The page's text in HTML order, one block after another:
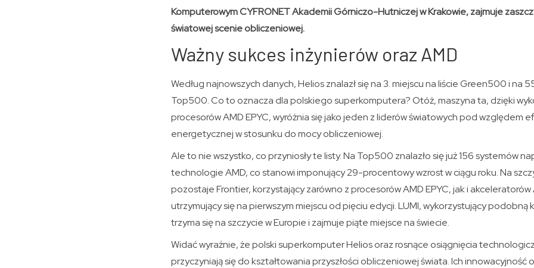
Komputerowym CYFRONET Akademii Górniczo-Hutniczej w Krakowie, zajmuje
światowej scenie obliczeniowej.
Ważny sukces inżynierów oraz AMD
Według najnowszych danych, Helios znalazł się na 3. miejscu na liście Green500 i na
Top500. Co to oznacza dla polskiego superkomputera? Otóż, maszyna ta, dzięki
procesorów AMD EPYC, wyróżnia się jako jeden z liderów światowych pod względem
energetycznej w stosunku do mocy obliczeniowej.
Ale to nie wszystko, co przyniosły te listy. Na Top500 znalazło się już 156 systemów
technologie AMD, co stanowi imponujący 29-procentowy wzrost w ciągu roku. Na
pozostaje Frontier, korzystający zarówno z procesorów AMD EPYC, jak i akceleratorów
utrzymujący się na pierwszym miejscu od pięciu edycji. LUMI, wykorzystujący podobną
trzyma się na szczycie w Europie i zajmuje piąte miejsce na świecie.
Widać wyraźnie, że polski superkomputer Helios oraz rosnące osiągnięcia
przyczyniają się do kształtowania przyszłości obliczeniowej świata. Ich innowacyjność